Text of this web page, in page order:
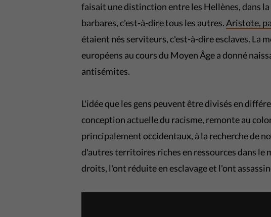
faisait une distinction entre les Hellènes, dans
barbares, c'est-à-dire tous les autres.Aristote,
étaient nés serviteurs, c'est-à-dire esclaves. La
européens au cours du Moyen Âge a donné
antisémites.
L'idée que les gens peuvent être divisés en
conception actuelle du racisme, remonte au
principalement occidentaux, à la recherche de
d'autres territoires riches en ressources dans le
droits, l'ont réduite en esclavage et l'ont